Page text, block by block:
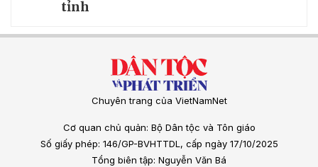
tỉnh
Chuyên trang của VietNamNet
Cơ quan chủ quản: Bộ Dân tộc và Tôn giáo
Số giấy phép: 146/GP-BVHTTDL, cấp ngày 17/10/2025
Tổng biên tập: Nguyễn Văn Bá